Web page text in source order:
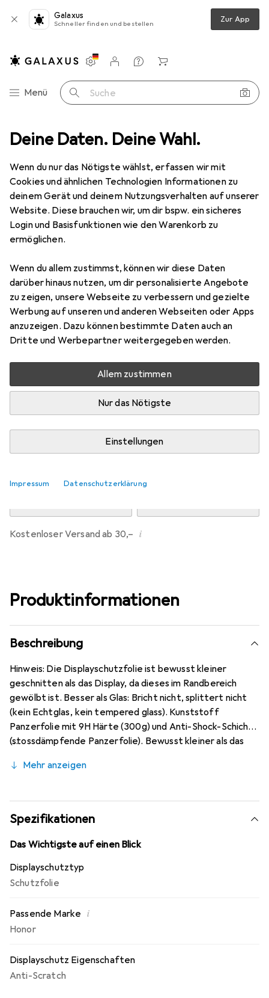
Deine Daten. Deine Wahl.
Wenn du nur das Nötigste wählst, erfassen wir mit
Cookies und ähnlichen Technologien Informationen zu
deinem Gerät und deinem Nutzungsverhalten auf unserer
Website. Diese brauchen wir, um dir bspw. ein sicheres
Login und Basisfunktionen wie den Warenkorb zu
ermöglichen.
Wenn du allem zustimmst, können wir diese Daten
darüber hinaus nutzen, um dir personalisierte Angebote
zu zeigen, unsere Webseite zu verbessern und gezielte
Werbung auf unseren und anderen Webseiten oder Apps
anzuzeigen. Dazu können bestimmte Daten auch an
Dritte und Werbepartner weitergegeben werden.
Allem zustimmen
Nur das Nötigste
Einstellungen
Impressum Datenschutzerklärung
Galaxus
Schneller finden und bestellen Zur App
Navigation nach Kategorien
Menü Suche
Einstellungen
Kundenkonto
Vergleichslisten
Merklisten
Warenkorb
Smartphone Schutzfolie Dipos Displayschutz Anti-Shock
8 Bilder
DiposDisplayschutz Anti-Shock
Preis in EUR inkl. MwSt.
EUR
8,98
Bewertungen Marke
Mehr von Dipos
Mi, 12.8. geliefert
Mehr als 10 Stück an Lager beim Drittanbieter
Lieferort angeben für genaue Lieferzeit
Kostenloser Versand ab 30,– i
Produktinformationen
Beschreibung
Hinweis: Die Displayschutzfolie ist bewusst kleiner
geschnitten als das Display, da dieses im Randbereich
gewölbt ist. Besser als Glas: Bricht nicht, splittert nicht
(kein Echtglas, kein tempered glass). Kunststoff
Panzerfolie mit 9H Härte (300g) und Anti-Shock-Schicht
(stossdämpfende Panzerfolie). Bewusst kleiner als das
blasenfrei und jederzeit rückstandsfrei zu entfernen
mm dünn, oleophobische Anti-Fingerprint Beschichtung.
10 Jahre Herstellergarantie - Markenprodukt made in
Germany.
Mehr anzeigen
Spezifikationen
Das Wichtigste auf einen Blick
Displayschutztyp
Schutzfolie
Passende Marke i
Honor
Displayschutz Eigenschaften
Anti-Scratch